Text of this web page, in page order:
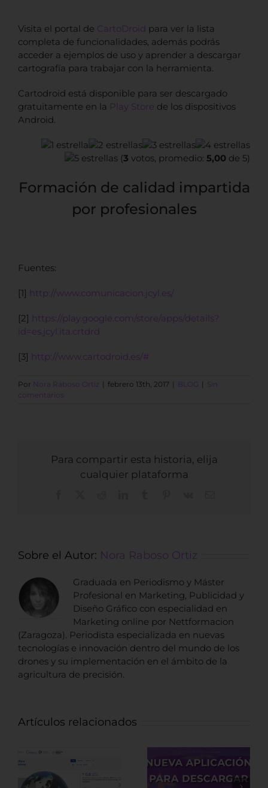
Visita el portal de CartoDroid para ver la lista
completa de funcionalidades, además podrás
acceder a ejemplos de uso y aprender a descargar
cartografía para trabajar con la herramienta.
Cartodroid está disponible para ser descargado
gratuitamente en la Play Store de los dispositivos
Android.
(3 votos, promedio: 5,00 de 5)
Formación de calidad impartida
por profesionales
Fuentes:
[1] http://www.comunicacion.jcyl.es/
[2] https://play.google.com/store/apps/details?
id=es.jcyl.ita.crtdrd
[3] http://www.cartodroid.es/#
Por Nora Raboso Ortiz | febrero 13th, 2017 | BLOG | Sin
comentarios
Para compartir esta historia, elija
cualquier plataforma
Sobre el Autor: Nora Raboso Ortiz
Graduada en Periodismo y Máster
Profesional en Marketing, Publicidad y
Diseño Gráfico con especialidad en
Marketing online por Nettformacion
(Zaragoza). Periodista especializada en nuevas
tecnologías e innovación dentro del mundo de los
drones y su implementación en el ámbito de la
agricultura de precisión.
Artículos relacionados
Nueva
Fuentes de
datos LiDAR de
recursos